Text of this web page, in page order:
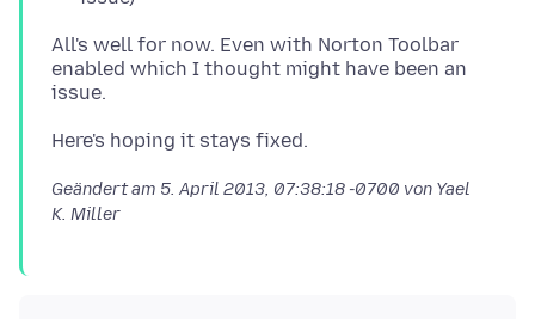
All's well for now. Even with Norton Toolbar
enabled which I thought might have been an
Geändert am 5. April 2013, 07:38:18 -0700 von Yael
K. Miller